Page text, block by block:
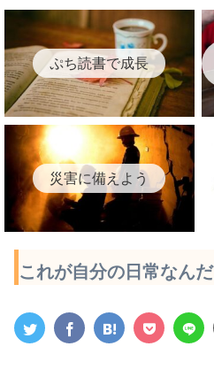
ぷち読書で成長
災害に備えよう
これが自分の日常なんだ